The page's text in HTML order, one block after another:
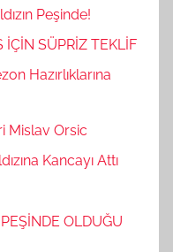
Peşinde!
İÇİN SÜPRİZ TEKLİF
Hazırlıklarına
Mislav Orsic
Kancayı Attı
OLDUĞU